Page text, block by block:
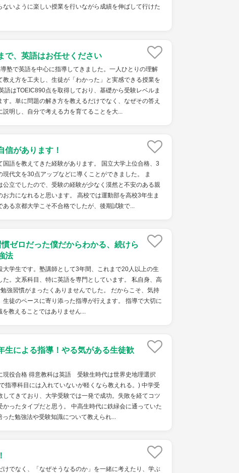
ないように楽しい授業を行いながら成績を伸ばして行けた
で、英語はお任せください
塾で英語を中心に指導してきました。一人ひとりの理解
教え方を工夫し、生徒が「わかった」と実感できる授業を
語はTOEIC890点を取得しており、基礎から受験レベルま
す。単に問題の解き方を教えるだけでなく、なぜその答え
説明し、自分で考える力を育てることを大...
信があります！
国語を教えてきた経験があります。 国立大学上位合格、3
現代文を30点アップなどに導くことができました。 ま
公立でしたので、受験の経験が少なく漠然と不安のある親
お力になれると思います。 高校では運動部を高校3年生ま
ある京都大学こそ不合格でしたが、後期試験で...
ゼロだった僕だからわかる、続けら
法
大学生です。塾講師として3年間、これまで20人以上の生
た。文系科目、特に英語を専門としています。 私自身、高
強習慣がまったくありませんでした。 だからこそ、気持
生徒のペースに寄り添った指導が行えます。 指導で大切に
を教えることではありません...
生による指導！やる気がある生徒歓
現役合格 得意教科は英語 受験生時代は世界史地理選択
指導科目には入れていないが軽くなら教えれる。) 中学受
してきており、大学受験では一発で成功。失敗を経てコツ
かったタイプだと思う。 中高生時代に鉄緑会に通っていた
た勉強法や受験知識について教えられ...
けでなく、「なぜそうなるのか」を一緒に考えたり、学ぶ